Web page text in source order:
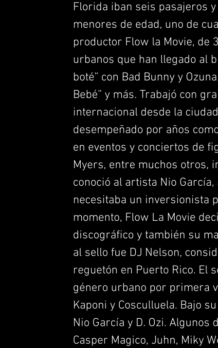
Florida iban seis pasajeros
menores de edad, uno de
productor Flow la Movie, de
urbanos que han llegado al
boté” con Bad Bunny y
Bebé” y más. Trabajó con
internacional desde la
desempeñado por años
en eventos y conciertos de
Myers, entre muchos otros,
conoció al artista Nio
necesitaba un inversionista
momento, Flow La Movie
discográfico y también su
al sello fue DJ Nelson,
reguetón en Puerto Rico. El
género urbano por primera
Kaponi y Cosculluela. Bajo
Nio García y D. Ozi.
Casper Magico, Juhn, Miky